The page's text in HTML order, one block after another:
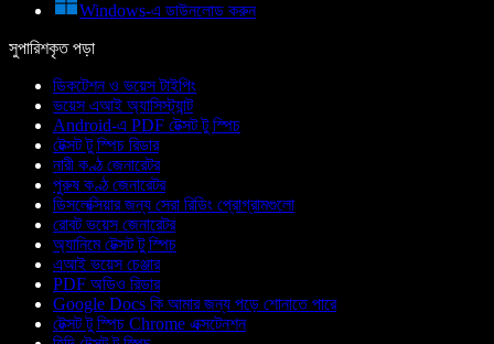
Windows-এ ডাউনলোড করুন
সুপারিশকৃত পড়া
ডিকটেশন ও ভয়েস টাইপিং
ভয়েস এআই অ্যাসিস্ট্যান্ট
Android-এ PDF টেক্সট টু স্পিচ
টেক্সট টু স্পিচ রিডার
নারী কণ্ঠ জেনারেটর
পুরুষ কণ্ঠ জেনারেটর
ডিসলেক্সিয়ার জন্য সেরা রিডিং প্রোগ্রামগুলো
রোবট ভয়েস জেনারেটর
অ্যানিমে টেক্সট টু স্পিচ
এআই ভয়েস চেঞ্জার
PDF অডিও রিডার
Google Docs কি আমার জন্য পড়ে শোনাতে পারে
টেক্সট টু স্পিচ Chrome এক্সটেনশন